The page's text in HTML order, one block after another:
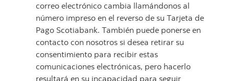
correo electrónico cambia llamándonos al
número impreso en el reverso de su Tarjeta de
Pago Scotiabank. También puede ponerse en
contacto con nosotros si desea retirar su
consentimiento para recibir estas
comunicaciones electrónicas, pero hacerlo
resultará en su incapacidad para seguir